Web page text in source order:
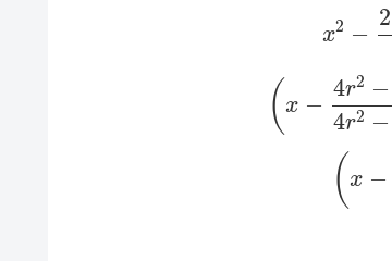
x2 −
2
(x −
4r2 −
4r2 −
(x −